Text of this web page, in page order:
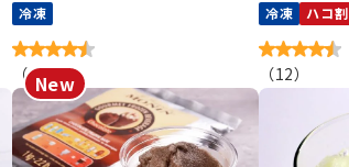
冷凍
（4）
冷凍
ハコ割
（12）